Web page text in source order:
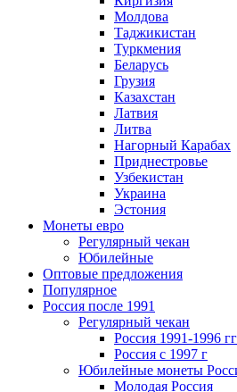
Молдова
Таджикистан
Туркмения
Беларусь
Грузия
Казахстан
Латвия
Литва
Нагорный Карабах
Приднестровье
Узбекистан
Украина
Эстония
Монеты евро
Регулярный чекан
Юбилейные
Оптовые предложения
Популярное
Россия после 1991
Регулярный чекан
Россия 1991-1996 гг
Россия с 1997 г
Юбилейные монеты
Молодая Россия